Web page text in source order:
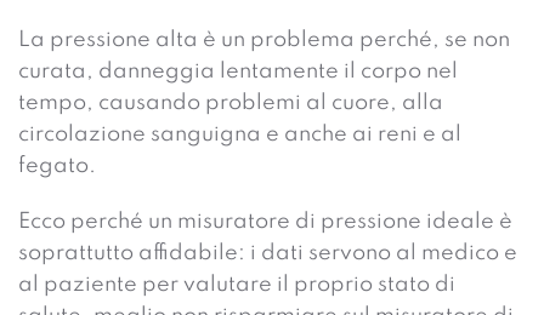
La pressione alta è un problema perché, se non
curata, danneggia lentamente il corpo nel
tempo, causando problemi al cuore, alla
circolazione sanguigna e anche ai reni e al
fegato.
Ecco perché un misuratore di pressione ideale è
soprattutto affidabile: i dati servono al medico e
al paziente per valutare il proprio stato di